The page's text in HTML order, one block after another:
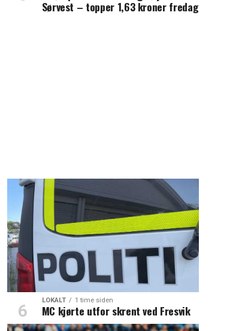
Sørvest – topper 1,63 kroner fredag
LOKALT 1 time siden
MC kjørte utfor skrent ved Fresvik